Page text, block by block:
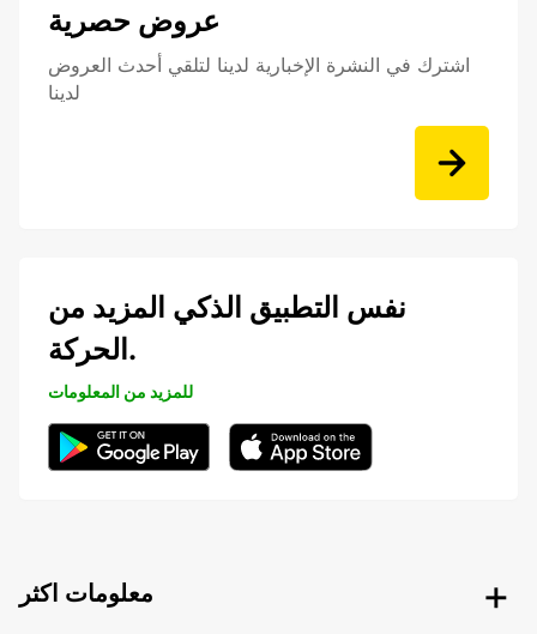
عروض حصرية
اشترك في النشرة الإخبارية لدينا لتلقي أحدث العروض
لدينا
نفس التطبيق الذكي المزيد من
الحركة.
للمزيد من المعلومات
معلومات اكثر